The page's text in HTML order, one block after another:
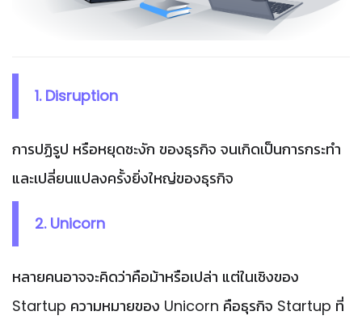
1. Disruption
การปฏิรูป หรือหยุดชะงัก ของธุรกิจ จนเกิดเป็นการกระทำ
และเปลี่ยนแปลงครั้งยิ่งใหญ่ของธุรกิจ
2. Unicorn
หลายคนอาจจะคิดว่าคือม้าหรือเปล่า แต่ในเชิงของ
Startup ความหมายของ Unicorn คือธุรกิจ Startup ที่